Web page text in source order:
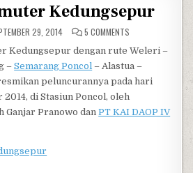
Kedungsepur
29, 2014 5 COMMENTSON KERETA
Kedungsepur dengan rute Weleri –
–Semarang Poncol – Alastua –
peluncurannya pada hari
di Stasiun Poncol, oleh
Ganjar Pranowo danPT KAI DAOP IV